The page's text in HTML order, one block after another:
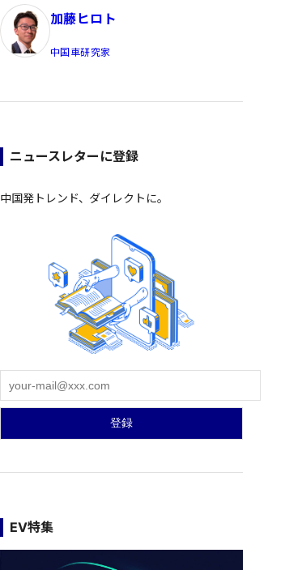
加藤ヒロト
中国車研究家
ニュースレターに登録
中国発トレンド、ダイレクトに。
EV特集